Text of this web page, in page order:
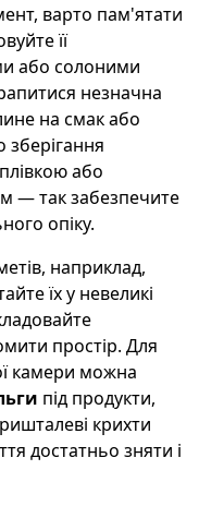
варто пам'ятати
її
або солоними
незначна
на смак або
зберігання
або
— так забезпечите
опіку.
наприклад,
їх у невеликі
простір. Для
камери можна
під продукти,
крихти
достатньо зняти і